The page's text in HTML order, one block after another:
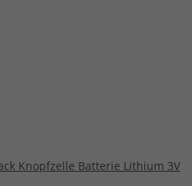
Knopfzelle Batterie Lithium 3V